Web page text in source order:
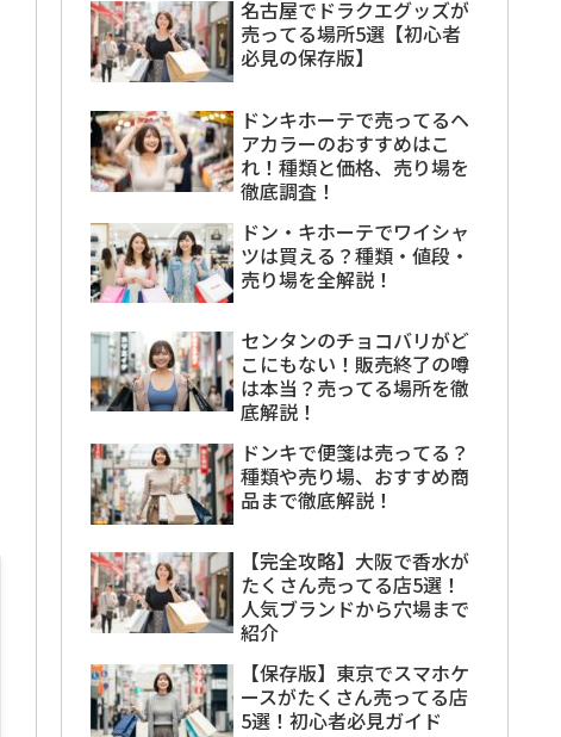
名古屋でドラクエグッズが
売ってる場所5選【初心者
必見の保存版】
ドンキホーテで売ってるヘ
アカラーのおすすめはこ
れ！種類と価格、売り場を
徹底調査！
ドン・キホーテでワイシャ
ツは買える？種類・値段・
売り場を全解説！
センタンのチョコバリがど
こにもない！販売終了の噂
は本当？売ってる場所を徹
底解説！
ドンキで便箋は売ってる？
種類や売り場、おすすめ商
品まで徹底解説！
【完全攻略】大阪で香水が
たくさん売ってる店5選！
人気ブランドから穴場まで
紹介
【保存版】東京でスマホケ
ースがたくさん売ってる店
5選！初心者必見ガイド